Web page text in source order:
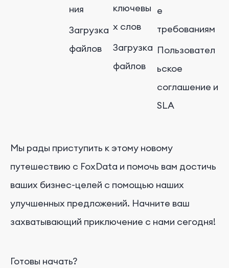
ния
Загрузка
файлов
ключевы
х слов
Загрузка
файлов
е
требованиям
Пользовател
ьское
соглашение и
SLA
Мы рады приступить к этому новому
путешествию с FoxData и помочь вам достичь
ваших бизнес-целей с помощью наших
улучшенных предложений. Начните ваш
захватывающий приключение с нами сегодня!
Готовы начать?